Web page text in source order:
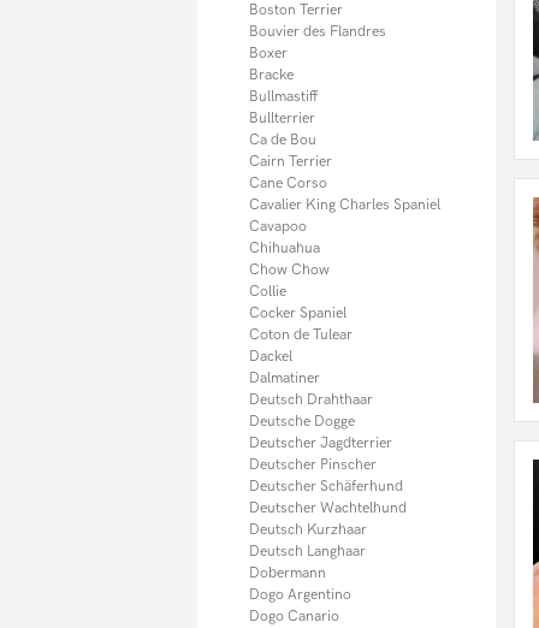
Münsterländer
Neufundländer
Norfolk Terrier
Old English Bulldog
Papillon
Pekinese
Pitbull
Podenco
Pomsky
Portugiesischer Wasserhund
Prager Rattler
Presa Canario
Pudelpointer
Puggle
Rhodesian Ridgeback
Riesenschnauzer
Rottweiler
Russkiy Toy
Samojede
Sarplaninac
Schweizer Sennenhund
Scottish Terrier
Shar Pei
Sheltie
Shiba Inu
Shih Tzu
Boston Terrier
Bouvier des Flandres
Boxer
Bracke
Bullmastiff
Bullterrier
Ca de Bou
Cairn Terrier
Cane Corso
Cavalier King Charles Spaniel
Cavapoo
Chihuahua
Chow Chow
Collie
Cocker Spaniel
Coton de Tulear
Dackel
Dalmatiner
Deutsch Drahthaar
Deutsche Dogge
Deutscher Jagdterrier
Deutscher Pinscher
Deutscher Schäferhund
Deutscher Wachtelhund
Deutsch Kurzhaar
Deutsch Langhaar
Dobermann
Dogo Argentino
Dogo Canario